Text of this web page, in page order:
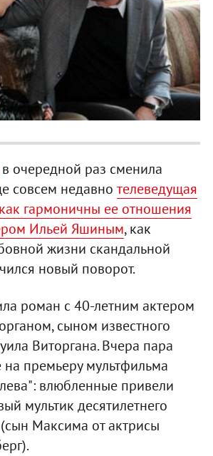
в очередной раз сменила
совсем недавно телеведущая
гармоничны ее отношения
Ильей Яшиным, как
жизни скандальной
новый поворот.
роман с 40-летним актером
сыном известного
Виторгана. Вчера пара
премьеру мультфильма
влюбленные привели
мультик десятилетнего
Максима от актрисы